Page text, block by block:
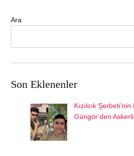
Ara
Son Eklenenler
Kızılcık
Güngör’den